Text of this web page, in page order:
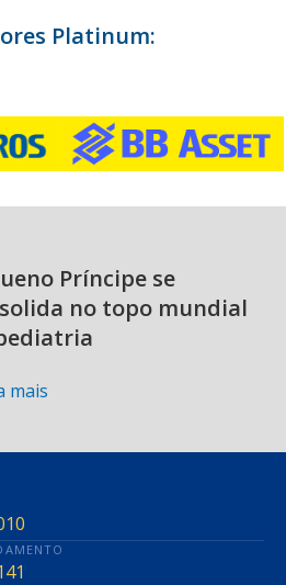
Platinum:
Príncipe se
no topo mundial
mais